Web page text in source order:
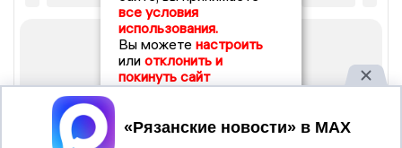
все условия
использования.
Вы можете настроить
или отклонить и
покинуть сайт
Принять